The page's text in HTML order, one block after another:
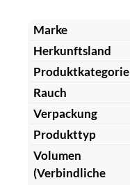
Marke
Herkunftsland
Produktkategorie
Rauch
Verpackung
Produkttyp
Volumen
(Verbindliche